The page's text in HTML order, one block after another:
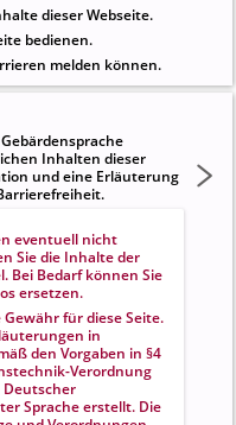
dieser Webseite.
bedienen.
melden können.
Inhalten dieser
und eine Erläuterung
eventuell nicht
Sie die Inhalte der
Bei Bedarf können Sie
ersetzen.
für diese Seite.
in
den Vorgaben in §4
Verordnung
Deutscher
Spracheerstellt. Die